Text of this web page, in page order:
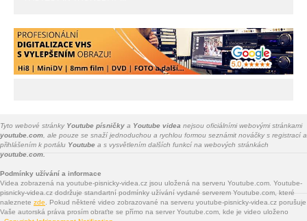
Tyto webové stránky Youtube písničky a Youtube videa nejsou oficiálními webovými stránkami
youtube.com , ale pouze se snaží jednoduchou a rychlou formou seznámit nováčky s registrací a
přihlášením k portálu Youtube a s vysvětlením dalších funkcí na webových stránkách
youtube.com.
Podmínky užívání a informace
Videa zobrazená na youtube-pisnicky-videa.cz jsou uložená na serveru Youtube.com. Youtube-
pisnicky-videa.cz dodržuje standartní podmínky užívání vydané serverem Youtube.com, které
naleznete zde . Pokud některé video zobrazované na serveru youtube-pisnicky-videa.cz porušuje
Vaše autorská práva prosím obraťte se přímo na server Youtube.com, kde je video uloženo